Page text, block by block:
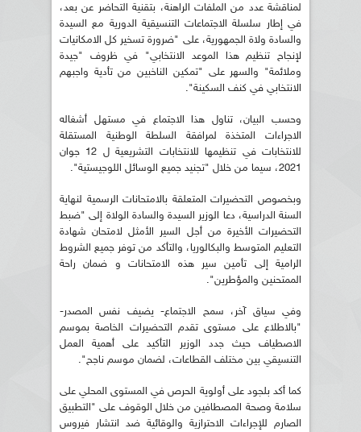
لمناقشة عدد من الملفات الراهنة، بتقنية التحاضر عن بعد،
في إطار سلسلة الاجتماعات التنسيقية الدورية مع السيدة
والسادة ولاة الجمهورية، على "ضرورة تسخير كل الامكانيات
لإنجاح تنظيم هذا الموعد الانتخابي" في ظروف "جيدة
وملائمة" والسهر على "تمكين الناخبين من تأدية واجبهم
الانتخابي في كنف السكينة".
وحسب البيان، تناول هذا الاجتماع في مستهل أشغاله
الاجراءات المتخذة لمرافقة السلطة الوطنية المستقلة
للانتخابات في تنظيمها للانتخابات التشريعية ل 12 جوان
2021، سيما من خلال "تجنيد جميع الوسائل اللوجيستية".
وبخصوص التحضيرات المتعلقة بالامتحانات الرسمية لنهاية
السنة الدراسية، دعا الوزير السيدة والسادة الولاة إلى "ضبط
التحضيرات الأخيرة من أجل السير الأمثل لامتحان شهادة
التعليم المتوسط والبكالوريا، والتأكد من توفر جميع الشروط
الرامية إلى تأمين سير هذه الامتحانات و ضمان راحة
الممتحنين والمؤطرين".
وفي سياق آخر، سمح الاجتماع- يضيف نفس المصدر-
"بالاطلاع على مستوى تقدم التحضيرات الخاصة بموسم
الاصطياف حيث جدد الوزير التأكيد على أهمية العمل
التنسيقي بين مختلف القطاعات، لضمان موسم ناجح".
كما أكد بلجود على أولوية الحرص في المستوى المحلي على
سلامة وصحة المصطافين من خلال الوقوف على "التطبيق
الصارم للإجراءات الاحترازية والوقائية ضد انتشار فيروس